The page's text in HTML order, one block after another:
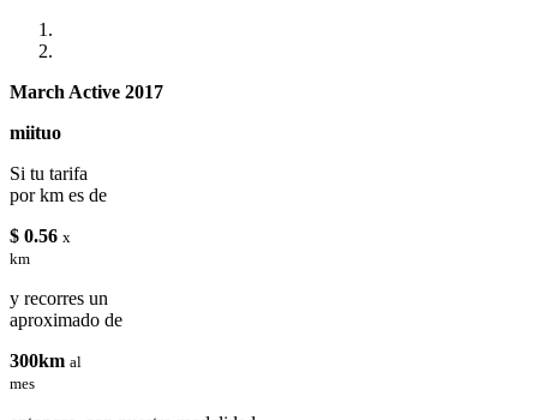
March Active 2017
miituo
Si tu tarifa
por km es de
$ 0.56 x
km
y recorres un
aproximado de
300km al
mes